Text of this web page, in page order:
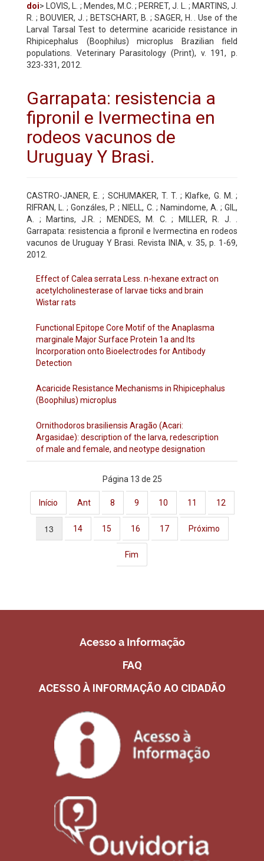
doi> LOVIS, L. ; Mendes, M.C. ; PERRET, J. L. ; MARTINS, J.
R. ; BOUVIER, J. ; BETSCHART, B. ; SAGER, H. . Use of the
Larval Tarsal Test to determine acaricide resistance in
Rhipicephalus (Boophilus) microplus Brazilian field
populations. Veterinary Parasitology (Print), v. 191, p.
323-331, 2012.
Garrapata: resistencia a
fipronil e Ivermectina en
rodeos vacunos de
Uruguay Y Brasi.
CASTRO-JANER, E. ; SCHUMAKER, T. T. ; Klafke, G. M. ;
RIFRAN, L. ; Gonzáles, P. ; NIELL, C. ; Namindome, A. ; GIL,
A. ; Martins, J.R. ; MENDES, M. C. ; MILLER, R. J. .
Garrapata: resistencia a fipronil e Ivermectina en rodeos
vacunos de Uruguay Y Brasi. Revista INIA, v. 35, p. 1-69,
2012.
Effect of Calea serrata Less. n-hexane extract on
acetylcholinesterase of larvae ticks and brain
Wistar rats
Functional Epitope Core Motif of the Anaplasma
marginale Major Surface Protein 1a and Its
Incorporation onto Bioelectrodes for Antibody
Detection
Acaricide Resistance Mechanisms in Rhipicephalus
(Boophilus) microplus
Ornithodoros brasiliensis Aragão (Acari:
Argasidae): description of the larva, redescription
of male and female, and neotype designation
Página 13 de 25
Início Ant 8 9 10 11 12
13 14 15 16 17 Próximo
Fim
Acesso a Informação
FAQ
ACESSO À INFORMAÇÃO AO CIDADÃO